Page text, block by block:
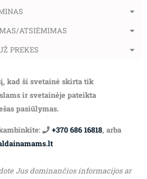
ATSIĖMIMAS
PREKES
kad ši svetainė skirta tik
ir svetainėje pateikta
pasiūlymas.
+370 686 16818, arba
Jus dominančios informacijos ar